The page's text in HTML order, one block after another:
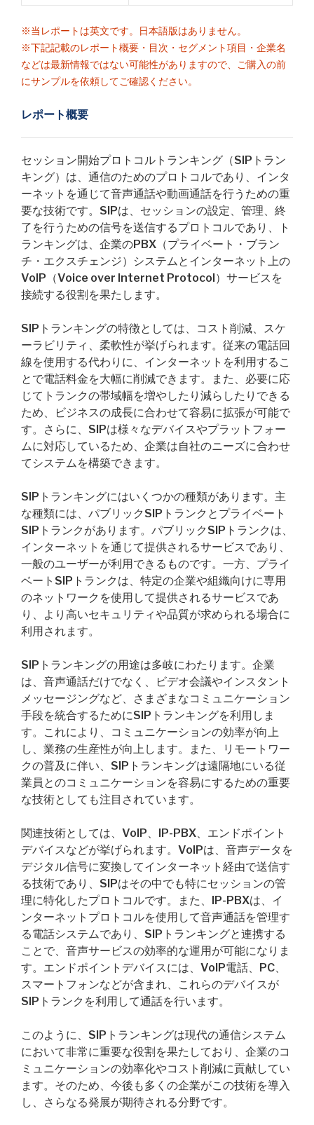
※当レポートは英文です。日本語版はありません。
※下記記載のレポート概要・目次・セグメント項目・企業名
などは最新情報ではない可能性がありますので、ご購入の前
にサンプルを依頼してご確認ください。
レポート概要
セッション開始プロトコルトランキング（SIPトラン
キング）は、通信のためのプロトコルであり、インタ
ーネットを通じて音声通話や動画通話を行うための重
要な技術です。SIPは、セッションの設定、管理、終
了を行うための信号を送信するプロトコルであり、ト
ランキングは、企業のPBX（プライベート・ブラン
チ・エクスチェンジ）システムとインターネット上の
VoIP（Voice over Internet Protocol）サービスを
接続する役割を果たします。
SIPトランキングの特徴としては、コスト削減、スケ
ーラビリティ、柔軟性が挙げられます。従来の電話回
線を使用する代わりに、インターネットを利用するこ
とで電話料金を大幅に削減できます。また、必要に応
じてトランクの帯域幅を増やしたり減らしたりできる
ため、ビジネスの成長に合わせて容易に拡張が可能で
す。さらに、SIPは様々なデバイスやプラットフォー
ムに対応しているため、企業は自社のニーズに合わせ
てシステムを構築できます。
SIPトランキングにはいくつかの種類があります。主
な種類には、パブリックSIPトランクとプライベート
SIPトランクがあります。パブリックSIPトランクは、
インターネットを通じて提供されるサービスであり、
一般のユーザーが利用できるものです。一方、プライ
ベートSIPトランクは、特定の企業や組織向けに専用
のネットワークを使用して提供されるサービスであ
り、より高いセキュリティや品質が求められる場合に
利用されます。
SIPトランキングの用途は多岐にわたります。企業
は、音声通話だけでなく、ビデオ会議やインスタント
メッセージングなど、さまざまなコミュニケーション
手段を統合するためにSIPトランキングを利用しま
す。これにより、コミュニケーションの効率が向上
し、業務の生産性が向上します。また、リモートワー
クの普及に伴い、SIPトランキングは遠隔地にいる従
業員とのコミュニケーションを容易にするための重要
な技術としても注目されています。
関連技術としては、VoIP、IP-PBX、エンドポイント
デバイスなどが挙げられます。VoIPは、音声データを
デジタル信号に変換してインターネット経由で送信す
る技術であり、SIPはその中でも特にセッションの管
理に特化したプロトコルです。また、IP-PBXは、イ
ンターネットプロトコルを使用して音声通話を管理す
る電話システムであり、SIPトランキングと連携する
ことで、音声サービスの効率的な運用が可能になりま
す。エンドポイントデバイスには、VoIP電話、PC、
スマートフォンなどが含まれ、これらのデバイスが
SIPトランクを利用して通話を行います。
このように、SIPトランキングは現代の通信システム
において非常に重要な役割を果たしており、企業のコ
ミュニケーションの効率化やコスト削減に貢献してい
ます。そのため、今後も多くの企業がこの技術を導入
し、さらなる発展が期待される分野です。